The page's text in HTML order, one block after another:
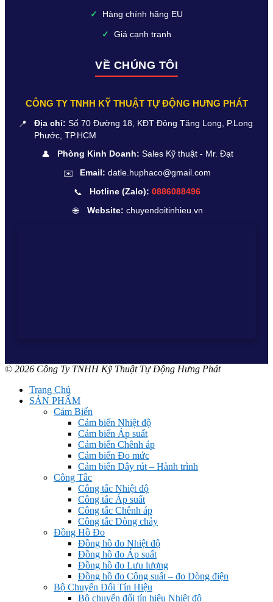
✓ Hàng chính hãng EU
✓ Giá cạnh tranh
VỀ CHÚNG TÔI
CÔNG TY TNHH KỸ THUẬT TỰ ĐỘNG HƯNG PHÁT
📍 Địa chỉ: Số 70 Đường 18, KĐT Đông Tăng Long, P.Long
Phước, TP.HCM
👤 Phòng Kinh Doanh: Sales Kỹ thuật - Mr. Đạt
✉️ Email: datle.huphaco@gmail.com
📞 Hotline (Zalo): 0886088496
🌐 Website: chuyendoitinhieu.vn
© 2026 Công Ty TNHH Kỹ Thuật Tự Động Hưng Phát
Trang Chủ
SẢN PHẨM
Cảm Biến
Cảm biến Nhiệt độ
Cảm biến Áp suất
Cảm biến Chênh áp
Cảm biến Đo mức
Cảm biến Dây rút – Hành trình
Công Tắc
Công tắc Nhiệt độ
Công tắc Áp suất
Công tắc Chênh áp
Công tắc Dòng chảy
Đồng Hồ Đo
Đồng hồ đo Nhiệt độ
Đồng hồ đo Áp suất
Đồng hồ đo Lưu lượng
Đồng hồ đo Công suất – đo Dòng điện
Bộ Chuyển Đổi Tín Hiệu
Bộ chuyển đổi tín hiệu Nhiệt độ